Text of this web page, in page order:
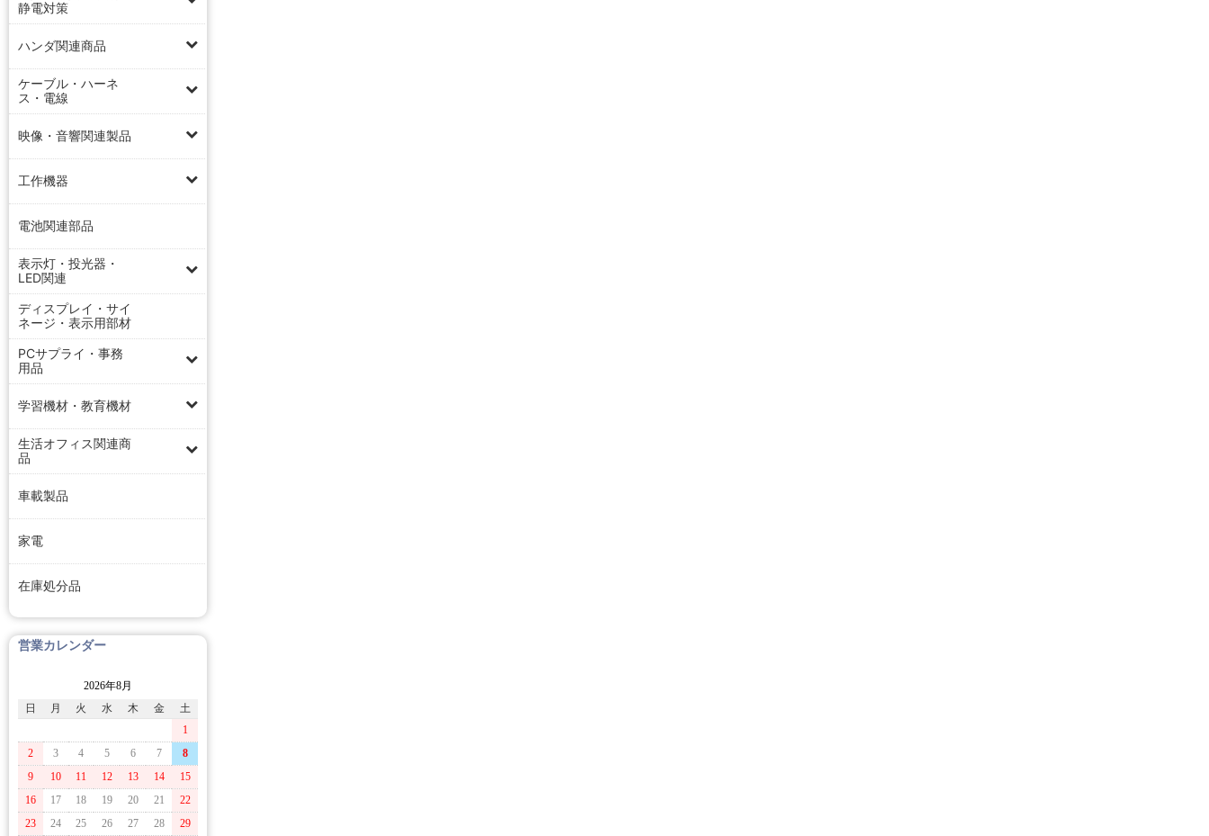
静電対策
ハンダ関連商品
ケーブル・ハーネ
ス・電線
映像・音響関連製品
工作機器
電池関連部品
表示灯・投光器・
LED関連
ディスプレイ・サイ
ネージ・表示用部材
PCサプライ・事務
用品
学習機材・教育機材
生活オフィス関連商
品
車載製品
家電
在庫処分品
営業カレンダー
2026年8月
日
月 火 水 木 金
土
1
2
3 4 5 6 7
8
9
10 11 12 13 14
15
16
17 18 19 20 21
22
23
24 25 26 27 28
29